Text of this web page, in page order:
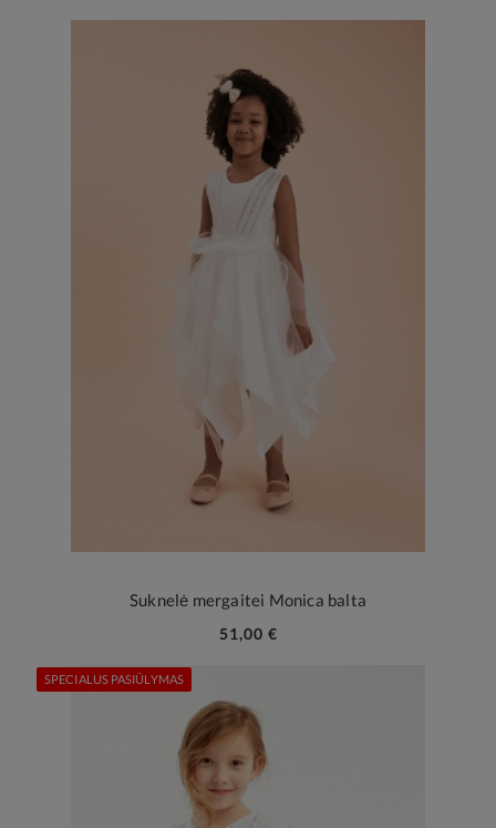
Suknelė mergaitei Monica balta
51,00 €
SPECIALUS PASIŪLYMAS